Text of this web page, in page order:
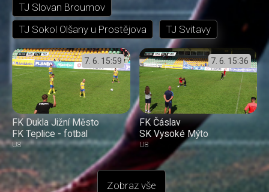
TJ Slovan Broumov
TJ Sokol Olšany u Prostějova
TJ Svitavy
7. 6. 15:59
FK Dukla Jižní Město
FK Teplice - fotbal
U8
7. 6. 15:36
FK Čáslav
SK Vysoké Mýto
U8
Zobraz vše